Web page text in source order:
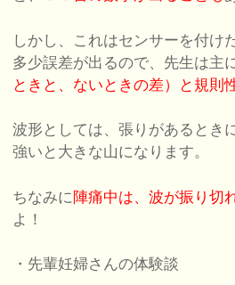
しかし、これはセンサーを付け
多少誤差が出るので、先生は主
ときと、ないときの差）と規則
波形としては、張りがあるとき
強いと大きな山になります。
ちなみに 陣痛中は、波が振り切
よ！
・先輩妊婦さんの体験談